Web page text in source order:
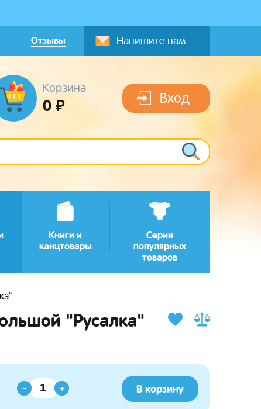
Отзывы Напишите нам
Корзина
0 ₽ Вход
Книги и
канцтовары
Серии
популярных
товаров
"Русалка"
- + В корзину